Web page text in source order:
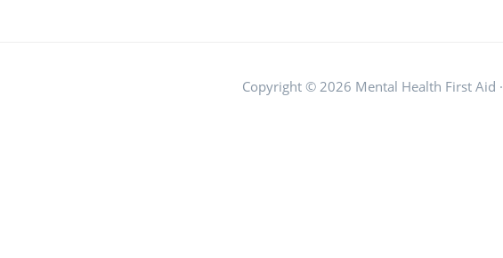
Copyright © 2026 Mental Health First Aid ·